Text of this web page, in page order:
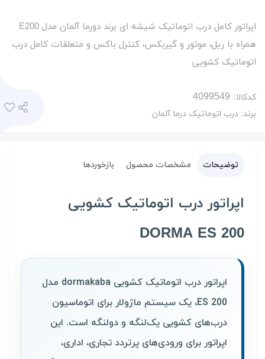
اپراتور کامل درب اتوماتیک شیشه ای برند دورما آلمان مدل E200
همراه با ریل، موتور و گیربکس، کنترل باکس و متعلقات کامل درب
اتوماتیک کشویی
کدکالا:
برند: درب اتوماتیک درما آلمان
توضیحات مشخصات محصول بازخوردها
اپراتور درب اتوماتیک کشویی
DORMA ES 200
اپراتور درب اتوماتیک کشویی dormakaba مدل
ES 200، یک سیستم ماژولار برای اتوماسیون
درب‌های کشویی یک‌لنگه و دولنگه است. این
اپراتور برای ورودی‌های پرتردد تجاری، اداری،